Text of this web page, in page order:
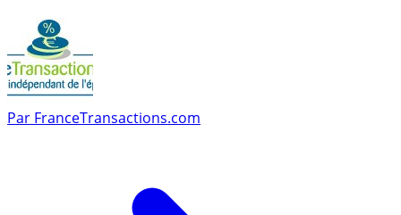
Par FranceTransactions.com